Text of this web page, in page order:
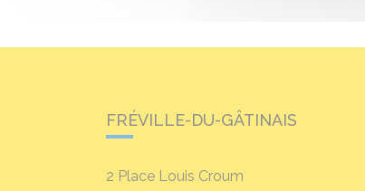
FRÉVILLE-DU-GÂTINAIS
2 Place Louis Croum